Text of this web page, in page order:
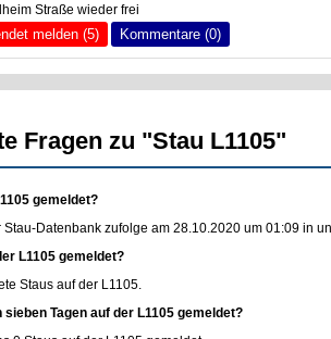
Straße wieder frei
melden (5) Kommentare (0)
Fragen zu "Stau L1105"
gemeldet?
Datenbank zufolge am 28.10.2020 um 01:09 in
L1105 gemeldet?
Staus auf der L1105.
Tagen auf der L1105 gemeldet?